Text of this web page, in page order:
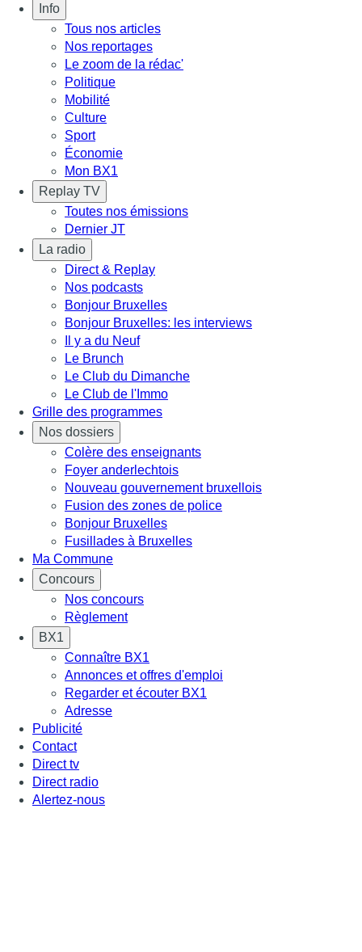
Info
Tous nos articles
Nos reportages
Le zoom de la rédac'
Politique
Mobilité
Culture
Sport
Économie
Mon BX1
Replay TV
Toutes nos émissions
Dernier JT
La radio
Direct & Replay
Nos podcasts
Bonjour Bruxelles
Bonjour Bruxelles: les interviews
Il y a du Neuf
Le Brunch
Le Club du Dimanche
Le Club de l'Immo
Grille des programmes
Nos dossiers
Colère des enseignants
Foyer anderlechtois
Nouveau gouvernement bruxellois
Fusion des zones de police
Bonjour Bruxelles
Fusillades à Bruxelles
Ma Commune
Concours
Nos concours
Règlement
BX1
Connaître BX1
Annonces et offres d'emploi
Regarder et écouter BX1
Adresse
Publicité
Contact
Direct tv
Direct radio
Alertez-nous